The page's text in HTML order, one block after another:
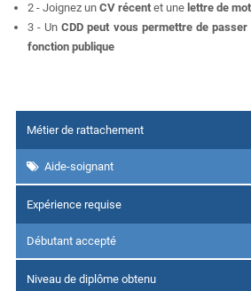
2 - Joignez un CV récentet une lettre de
3 - UnCDD peut vous permettre de
fonction publique
Métier de rattachement
Aide-soignant
Expérience requise
Débutant accepté
Niveau de diplôme obtenu